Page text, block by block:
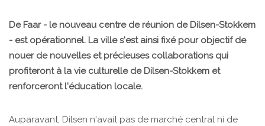
De Faar - le nouveau centre de réunion de Dilsen-Stokkem
- est opérationnel. La ville s'est ainsi fixé pour objectif de
nouer de nouvelles et précieuses collaborations qui
profiteront à la vie culturelle de Dilsen-Stokkem et
renforceront l'éducation locale.
Auparavant, Dilsen n'avait pas de marché central ni de